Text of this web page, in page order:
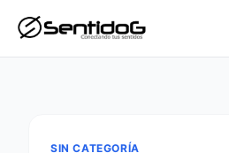
SIN CATEGORÍA